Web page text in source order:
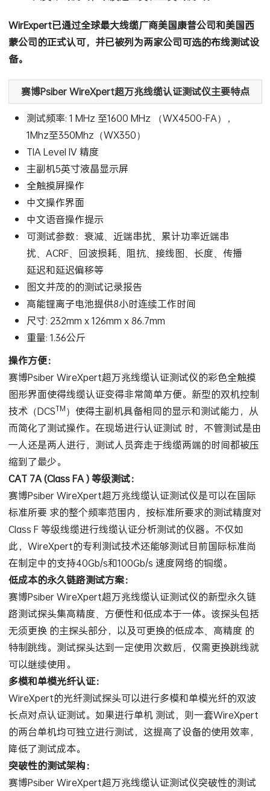
WirExpert已通过全球最大线缆厂商美国康普公司和美国西
蒙公司的正式认可，并已被列为两家公司可选的布线测试设
备。
赛博Psiber WireXpert超万兆线缆认证测试仪主要特点
测试频率: 1 MHz 至1600 MHz （WX4500-FA），
1Mhz至350Mhz（WX350）
TIA Level IV 精度
主副机5英寸液晶显示屏
全触摸屏操作
中文操作界面
中文语音操作提示
可测试参数：衰减、近端串扰、累计功率近端串
扰、ACRF、回波损耗、阻抗、接线图、长度、传播
延迟和延迟偏移等
图文并茂的的测试记录报告
高能锂离子电池提供8小时连续工作时间
尺寸: 232mm x 126mm x 86.7mm
重量: 1.36公斤
操作方便：
赛博Psiber WireXpert超万兆线缆认证测试仪的彩色全触摸
图形界面使得线缆认证变得非常简单方便。新型的双机控制
技术（DCSTM）使得主副机具备相同的显示和测试能力，从
而简化了测试操作。在现场进行认证测试 时，不管测试是由
一人还是两人进行，测试人员奔走于线缆两端的时间都被压
缩到了最少。
CAT 7A (Class FA ) 等级测试：
赛博Psiber WireXpert超万兆线缆认证测试仪是可以在国际
标准所要 求的整个频率范围内，按标准所要求的测试精度对
Class F 等级线缆进行线缆认证分析测试的仪器。不仅如
此，WireXpert的专利测试技术还能够测试目前国际标准尚
在制定中的支持40Gb/s和100Gb/s 速度网络的铜缆。
低成本的永久链路测试方案：
赛博Psiber WireXpert超万兆线缆认证测试仪的新型永久链
路测试探头集高精度、方便性和低成本于一体。该探头包括
无须更换 的主探头部分，以及可更换的低成本、高精度 的
特制跳线。测试探头达到一定使用次数后，仅需更换跳线就
可以继续使用。
多模和单模光纤认证：
WireXpert的光纤测试探头可以进行多模和单模光纤的双波
长点对点认证测试。如果进行单机 测试，则一套WireXpert
的两台单机均可独立进行测试，这提高了设备的使用效率，
降低了测试成本。
突破性的测试架构：
赛博Psiber WireXpert超万兆线缆认证测试仪突破性的测试